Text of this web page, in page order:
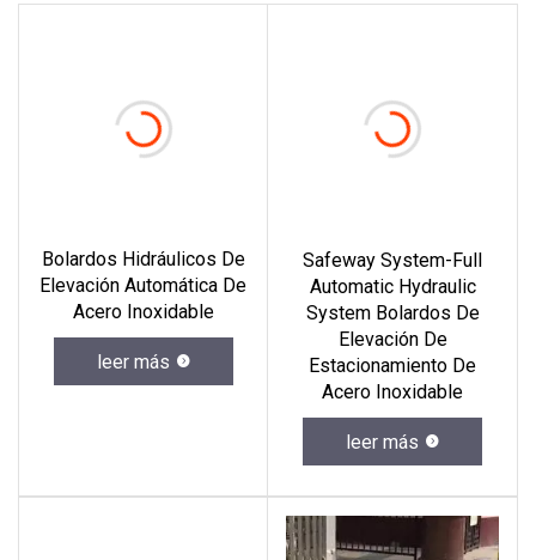
Bolardos Hidráulicos De
Elevación Automática De
Acero Inoxidable
leer más
Safeway System-Full
Automatic Hydraulic
System Bolardos De
Elevación De
Estacionamiento De
Acero Inoxidable
leer más